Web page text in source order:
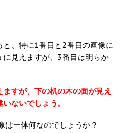
と、特に1番目と2番目の画像に
に見えますが、3番目は明らか
すが、下の机の木の面が見え
ないでしょう。
は一体何なのでしょうか？